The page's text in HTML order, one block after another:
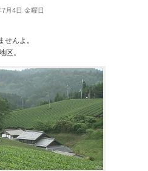
月4日 金曜日
んよ。
区。